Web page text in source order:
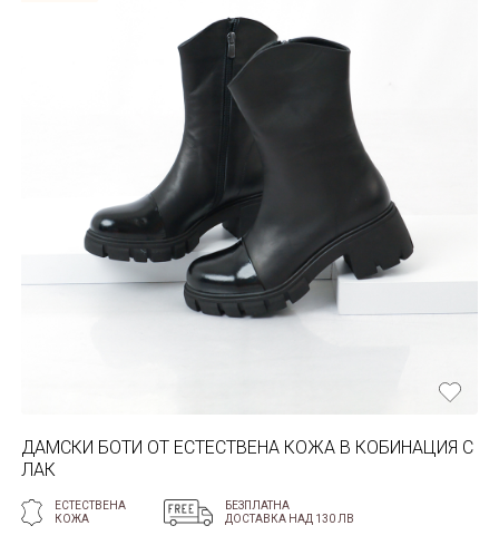
ДАМСКИ БОТИ ОТ ЕСТЕСТВЕНА КОЖА В КОБИНАЦИЯ С
ЛАК
ЕСТЕСТВЕНА
КОЖА
БЕЗПЛАТНА
ДОСТАВКА НАД 130 ЛВ